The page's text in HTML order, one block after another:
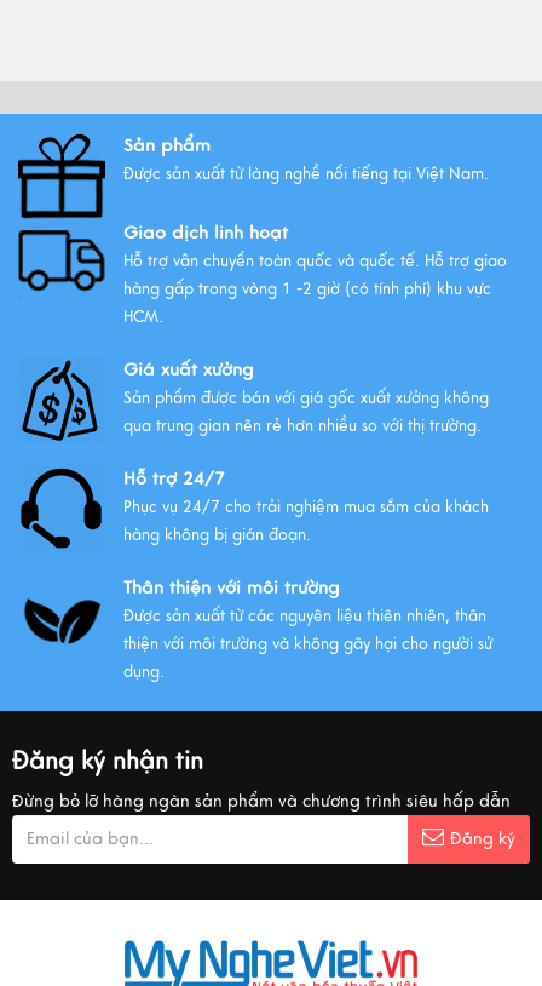
Sản phẩm
Được sản xuất từ làng nghề nổi tiếng tại Việt Nam.
Giao dịch linh hoạt
Hỗ trợ vận chuyển toàn quốc và quốc tế. Hỗ trợ giao
hàng gấp trong vòng 1 -2 giờ (có tính phí) khu vực
HCM.
Giá xuất xưởng
Sản phẩm được bán với giá gốc xuất xưởng không
qua trung gian nên rẻ hơn nhiều so với thị trường.
Hỗ trợ 24/7
Phục vụ 24/7 cho trải nghiệm mua sắm của khách
hàng không bị gián đoạn.
Thân thiện với môi trường
Được sản xuất từ các nguyên liệu thiên nhiên, thân
thiện với môi trường và không gây hại cho người sử
dụng.
Đăng ký nhận tin
Đừng bỏ lỡ hàng ngàn sản phẩm và chương trình siêu hấp dẫn
Đăng ký